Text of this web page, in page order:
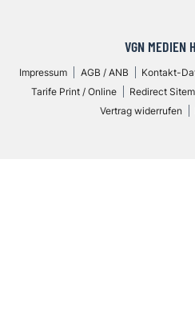
VGN MEDIEN
Impressum AGB / ANB Kontakt-
Tarife Print / Online
Redirect
Vertrag widerrufen